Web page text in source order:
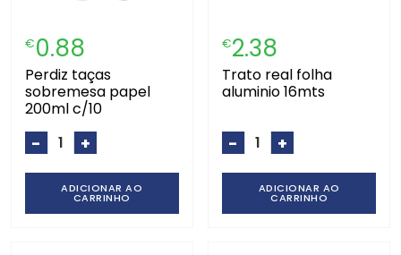
€0.88
perdiz taças
sobremesa papel
200ml c/10
- +
ADICIONAR AO
CARRINHO
€2.38
trato real folha
aluminio 16mts
- +
ADICIONAR AO
CARRINHO